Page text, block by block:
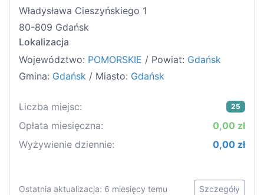
Władysława Cieszyńskiego 1
80-809 Gdańsk
Lokalizacja
Województwo: POMORSKIE / Powiat: Gdańsk
Gmina: Gdańsk / Miasto: Gdańsk
Liczba miejsc: 25
Opłata miesięczna:
0,00 zł
Wyżywienie dziennie:
0,00 zł
Ostatnia aktualizacja: 6 miesięcy temu Szczegóły